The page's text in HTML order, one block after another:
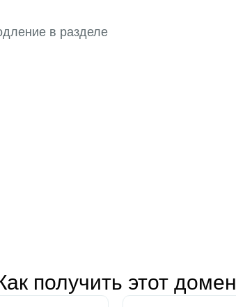
в разделе
получить этот домен